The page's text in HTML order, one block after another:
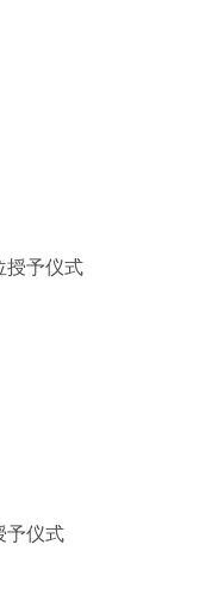
授予仪式
予仪式